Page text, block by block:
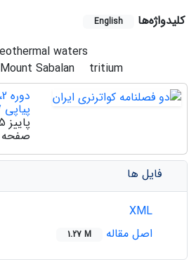
کلیدواژه‌ها English
waters
Mount Sabalan
tritium
پیاپی 7
پاییز 1395
صفحه
فایل ها
اصل مقاله
1.27 M